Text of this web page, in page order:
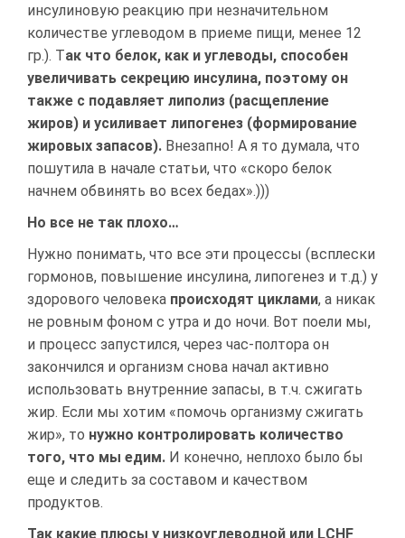
инсулиновую реакцию при незначительном
количестве углеводом в приеме пищи, менее 12
гр.). Так что белок, как и углеводы, способен
увеличивать секрецию инсулина, поэтому он
также с подавляет липолиз (расщепление
жиров) и усиливает липогенез (формирование
жировых запасов). Внезапно! А я то думала, что
пошутила в начале статьи, что «скоро белок
начнем обвинять во всех бедах».)))
Но все не так плохо…
Нужно понимать, что все эти процессы (всплески
гормонов, повышение инсулина, липогенез и т.д.) у
здорового человека происходят циклами, а никак
не ровным фоном с утра и до ночи. Вот поели мы,
и процесс запустился, через час-полтора он
закончился и организм снова начал активно
использовать внутренние запасы, в т.ч. сжигать
жир. Если мы хотим «помочь организму сжигать
жир», то нужно контролировать количество
того, что мы едим. И конечно, неплохо было бы
еще и следить за составом и качеством
продуктов.
Так какие плюсы у низкоуглеводной или LCHF